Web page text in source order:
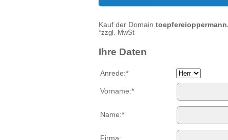
Kauf der Domain
*zzgl. MwSt
Ihre Daten
Anrede:*
Vorname:*
Name:*
Firma: